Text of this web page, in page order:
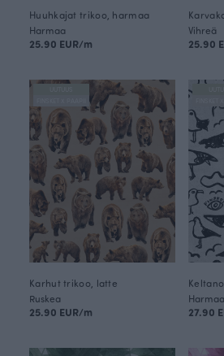
Huuhkajat trikoo, harmaa
Harmaa
25.90 EUR/m
Vihreä
25.90
Karhut trikoo, latte
Ruskea
25.90 EUR/m
Harmaa
27.90